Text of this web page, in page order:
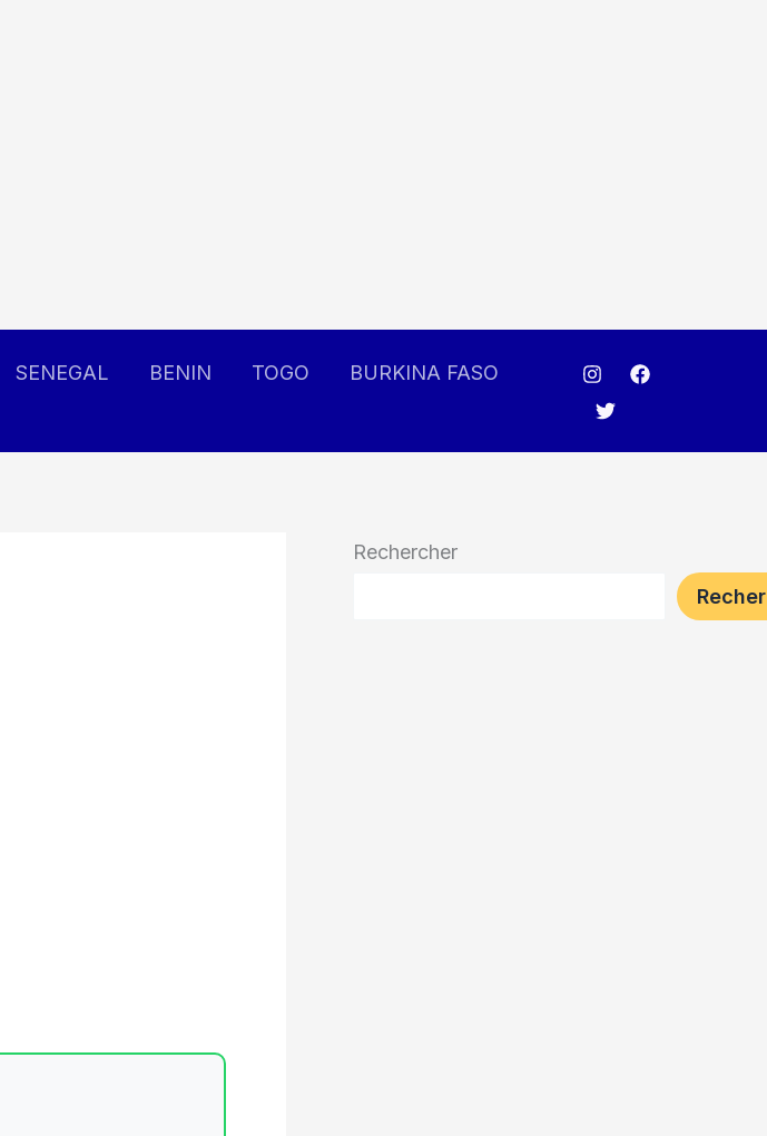
SENEGAL BENIN TOGO
BURKINA FASO
Rechercher